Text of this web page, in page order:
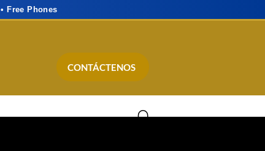
Free Phones
CONTÁCTENOS